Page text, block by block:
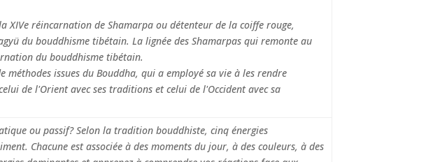
XIVe réincarnation de Shamarpa ou détenteur de la coiffe rouge,
du bouddhisme tibétain. La lignée des Shamarpas qui remonte au
du bouddhisme tibétain.
issues du Bouddha, qui a employé sa vie à les rendre
de l'Orient avec ses traditions et celui de l'Occident avec sa
ou passif? Selon la tradition bouddhiste, cinq énergies
Chacune est associée à des moments du jour, à des couleurs, à des